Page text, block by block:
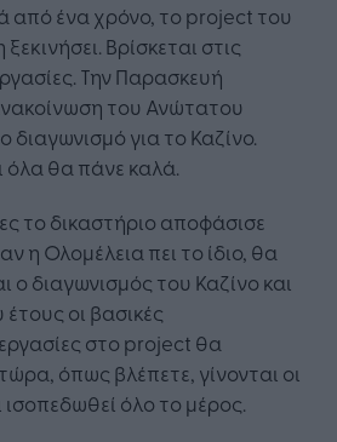
από ένα χρόνο, το project του
Βρίσκεται στις
Την Παρασκευή
του Ανώτατου
διαγωνισμό για το Καζίνο.
όλα θα πάνε καλά.
το δικαστήριο αποφάσισε
η Ολομέλεια πει το ίδιο, θα
ο διαγωνισμός του Καζίνο και
οι βασικές
στο project θα
όπως βλέπετε, γίνονται οι
ισοπεδωθεί όλο το μέρος.